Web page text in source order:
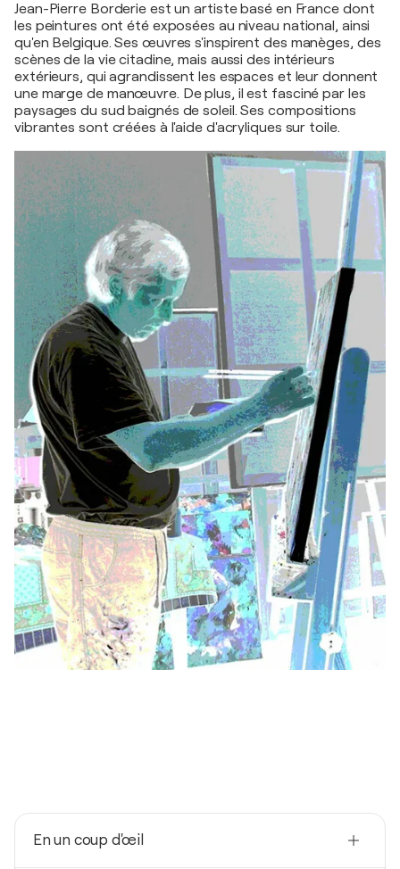
Jean-Pierre Borderie est un artiste basé en France dont
les peintures ont été exposées au niveau national, ainsi
qu'en Belgique. Ses œuvres s'inspirent des manèges, des
scènes de la vie citadine, mais aussi des intérieurs
extérieurs, qui agrandissent les espaces et leur donnent
une marge de manœuvre. De plus, il est fasciné par les
paysages du sud baignés de soleil. Ses compositions
vibrantes sont créées à l'aide d'acryliques sur toile.
En un coup d'œil